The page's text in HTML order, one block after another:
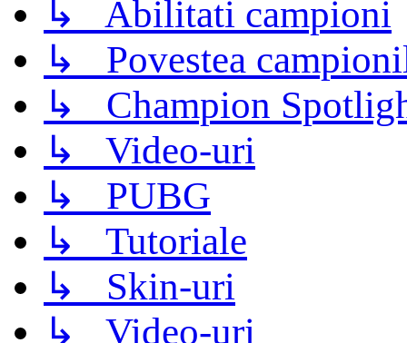
↳ Abilitati campioni
↳ Povestea
↳ Champion
↳ Video-uri
↳ PUBG
↳ Tutoriale
↳ Skin-uri
↳ Video-uri